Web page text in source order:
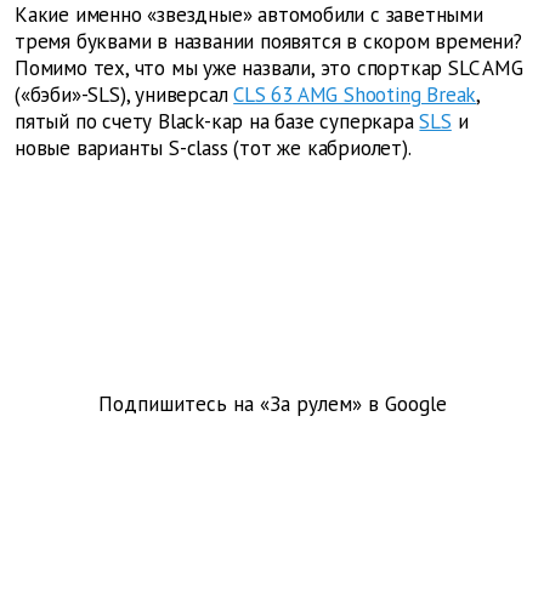
Какие именно «звездные» автомобили с заветными
тремя буквами в названии появятся в скором времени?
Помимо тех, что мы уже назвали, это спорткар SLC AMG
(«бэби»-SLS), универсал CLS 63 AMG Shooting Break,
пятый по счету Black-кар на базе суперкара SLS и
новые варианты S-class (тот же кабриолет).
Подпишитесь на «За рулем» в Google